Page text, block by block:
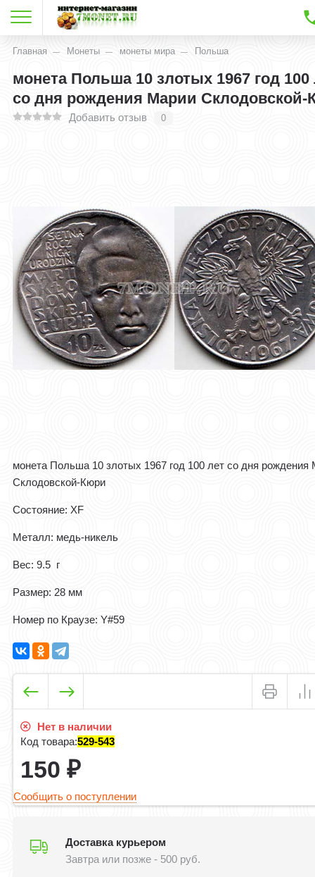
Главная Монеты монеты мира Польша
монета Польша 10 злотых 1967 год 100
со дня рождения Марии Склодовской-
Добавить отзыв 0
монета Польша 10 злотых 1967 год 100 лет со дня рождения
Склодовской-Кюри
Состояние: XF
Металл: медь-никель
Вес: 9.5 г
Размер: 28 мм
Номер по Краузе: Y#59
Нет в наличии
Код товара:529-543
150₽
Сообщить о поступлении
Доставка курьером
Завтра или позже - 500 руб.